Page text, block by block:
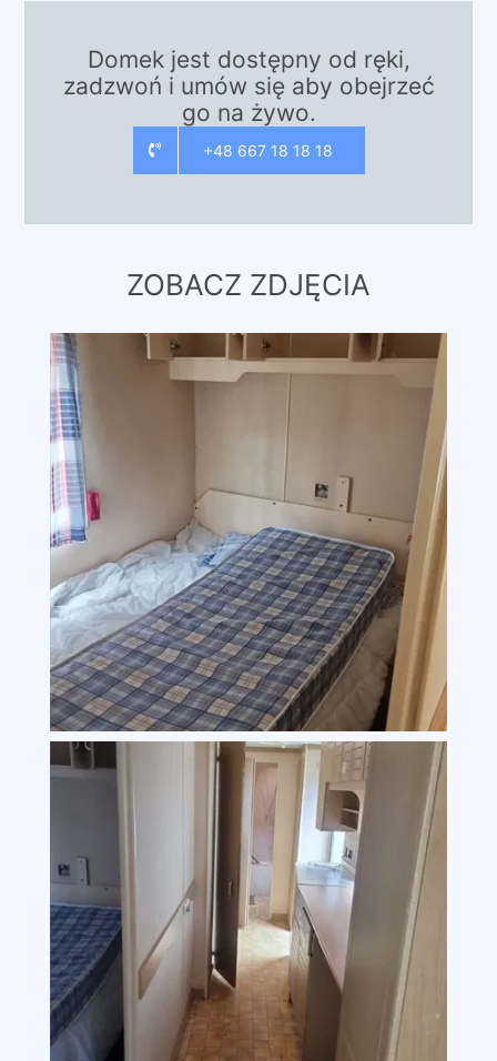
Domek jest dostępny od ręki,
zadzwoń i umów się aby obejrzeć
go na żywo.
+48 667 18 18 18
ZOBACZ ZDJĘCIA